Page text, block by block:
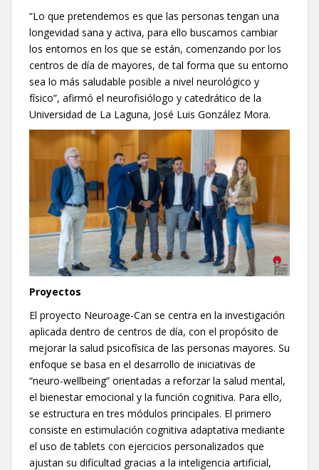
“Lo que pretendemos es que las personas tengan una
longevidad sana y activa, para ello buscamos cambiar
los entornos en los que se están, comenzando por los
centros de día de mayores, de tal forma que su entorno
sea lo más saludable posible a nivel neurológico y
físico”, afirmó el neurofisiólogo y catedrático de la
Universidad de La Laguna, José Luis González Mora.
Proyectos
El proyecto Neuroage-Can se centra en la investigación
aplicada dentro de centros de día, con el propósito de
mejorar la salud psicofísica de las personas mayores. Su
enfoque se basa en el desarrollo de iniciativas de
“neuro-wellbeing” orientadas a reforzar la salud mental,
el bienestar emocional y la función cognitiva. Para ello,
se estructura en tres módulos principales. El primero
consiste en estimulación cognitiva adaptativa mediante
el uso de tablets con ejercicios personalizados que
ajustan su dificultad gracias a la inteligencia artificial,